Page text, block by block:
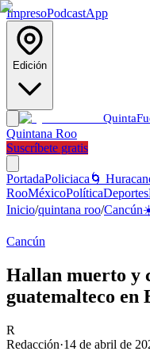
ImpresoPodcastApp
Edición
Quinta
Quintana Roo
Suscríbete gratis
PortadaPoliciaca 🌀
RooMéxicoPolíticaDeportes
Inicio/quintana roo/Cancún
Cancún
Hallan muerto y
guatemalteco en
R
Redacción·14 de abril de